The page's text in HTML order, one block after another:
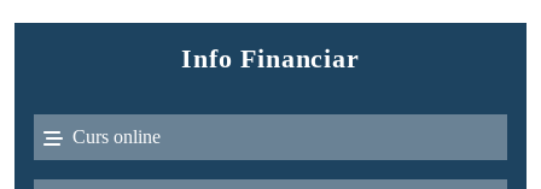
Info Financiar
Curs online